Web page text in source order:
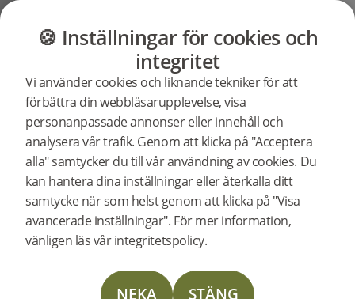
MÖBLER BUTIK OUTLET
🍪 Inställningar för cookies och
integritet
Vi använder cookies och liknande tekniker för att
förbättra din webbläsarupplevelse, visa
personanpassade annonser eller innehåll och
analysera vår trafik. Genom att klicka på "Acceptera
alla" samtycker du till vår användning av cookies. Du
kan hantera dina inställningar eller återkalla ditt
samtycke när som helst genom att klicka på "Visa
avancerade inställningar". För mer information,
vänligen läs vår integritetspolicy.
NEKA STÄNG
Sök efter
support för
en specifik
produkt
27123 Woodura Planks BILLINGE 2.0 XL UTGÅNGEN
Support Produktsupport Härdat Trä 2.0 - Hårdvaxolja
Support för Woodura Planks
BILLINGE 2.0 XL
Läggningsanvisning
Skötselinstruktion
Läggningsinstruktion Nedlimning